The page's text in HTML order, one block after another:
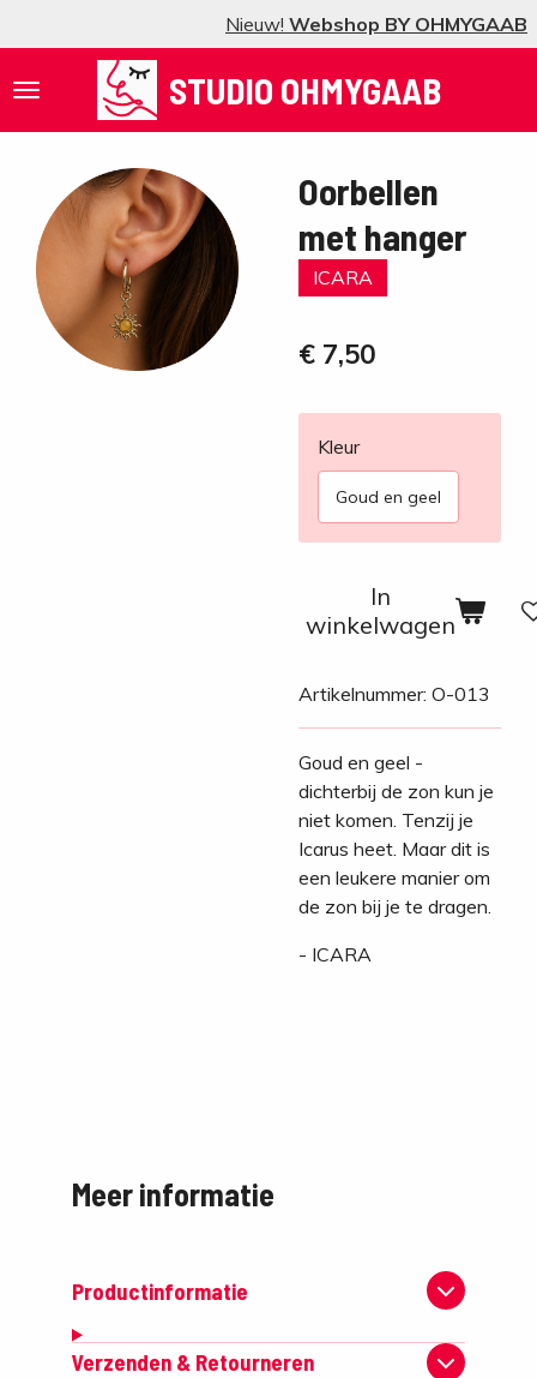
Nieuw! Webshop BY OHMYGAAB
direct
naar
STUDIO OHMYGAAB
Oorbellen
met hanger
ICARA
€ 7,50
Kleur
Goud en geel
In
winkelwagen
Artikelnummer: O-013
Goud en geel -
dichterbij de zon kun je
niet komen. Tenzij je
Icarus heet. Maar dit is
een leukere manier om
de zon bij je te dragen.
- ICARA
Meer informatie
Productinformatie
Verzenden & Retourneren